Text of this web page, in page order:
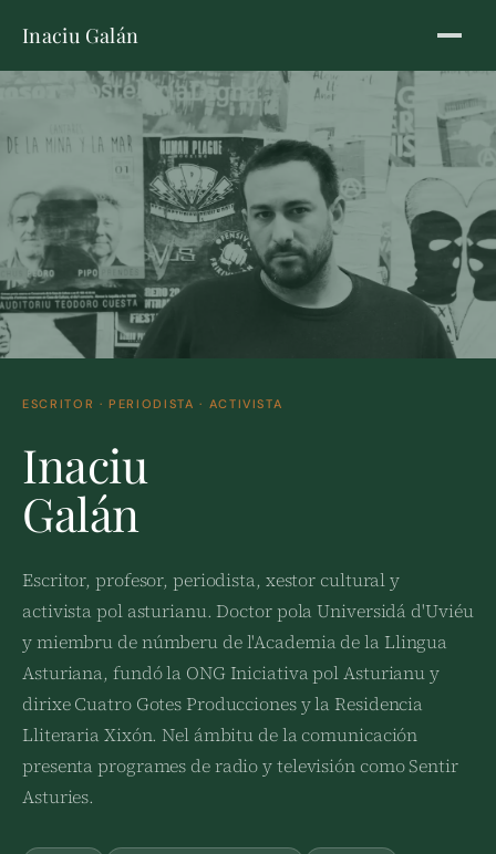
Inaciu Galán
ESCRITOR · PERIODISTA · ACTIVISTA
Inaciu
Galán
Escritor, profesor, periodista, xestor cultural y
activista pol asturianu. Doctor pola Universidá d'Uviéu
y miembru de númberu de l'Academia de la Llingua
Asturiana, fundó la ONG Iniciativa pol Asturianu y
dirixe Cuatro Gotes Producciones y la Residencia
Lliteraria Xixón. Nel ámbitu de la comunicación
presenta programes de radio y televisión como Sentir
Asturies.